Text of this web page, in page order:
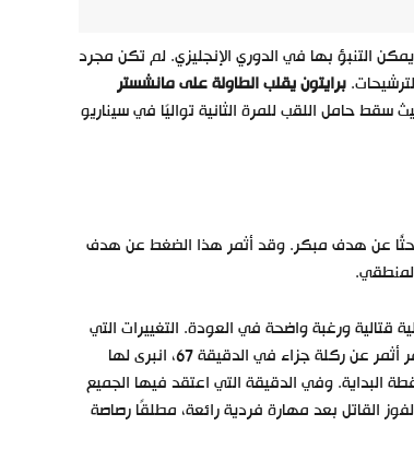
التنبؤ بها في الدوري الإنجليزي. لم تكن مجرد
برايتون يقلب الطاولة على مانشستر
سقط حامل اللقب للمرة الثانية تواليًا في سيناريو
بحثًا عن هدف مبكر. وقد أثمر هذا الضغط عن هدف
ورغبة واضحة في العودة. التغييرات التي
أجراها المدرب كانت نقطة التحول، حيث نجح البدلاء في تغيير شكل الفريق. الضغط المستمر أثمر عن ركلة جزاء في الدقيقة 67، انبرى لها
البداية. وفي الدقيقة التي اعتقد فيها الجميع
البديل الآخر برايان جرودا في الدقيقة 89 ليخطف هدف الفوز القاتل بعد مهارة فردية رائعة، مطلقًا رصاصة